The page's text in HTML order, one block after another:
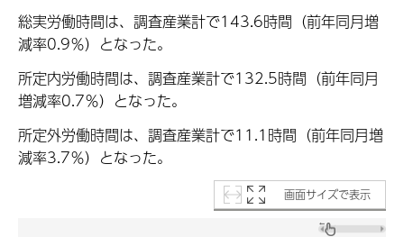
総実労働時間は、調査産業計で143.6時間（前年同月増
減率0.9％）となった。
所定内労働時間は、調査産業計で132.5時間（前年同月
増減率0.7％）となった。
所定外労働時間は、調査産業計で11.1時間（前年同月増
減率3.7％）となった。
画面サイズで表示